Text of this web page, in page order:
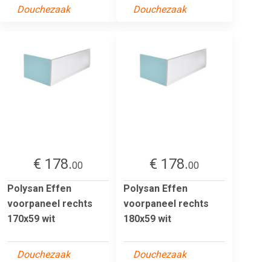
Douchezaak Douchezaak
€ 178.00
Polysan Effen
voorpaneel rechts
170x59 wit
Douchezaak
€ 178.00
Polysan Effen
voorpaneel rechts
180x59 wit
Douchezaak